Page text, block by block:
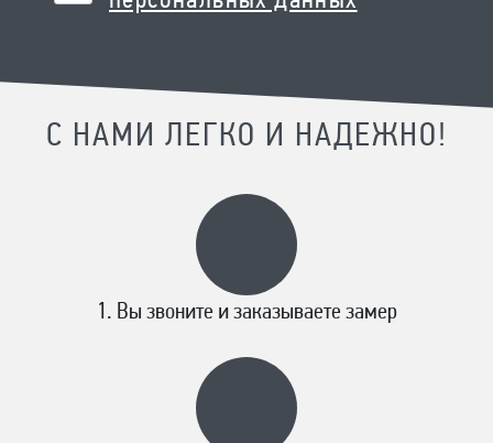
С НАМИ ЛЕГКО И НАДЕЖНО!
Вы звоните и заказываете замер